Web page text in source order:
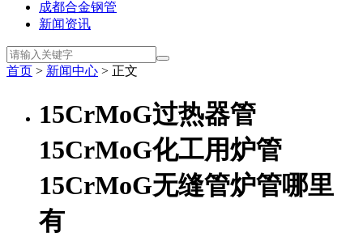
成都合金钢管
新闻资讯
首页 > 新闻中心 > 正文
15CrMoG过热器管
15CrMoG化工用炉管
15CrMoG无缝管炉管哪里
有